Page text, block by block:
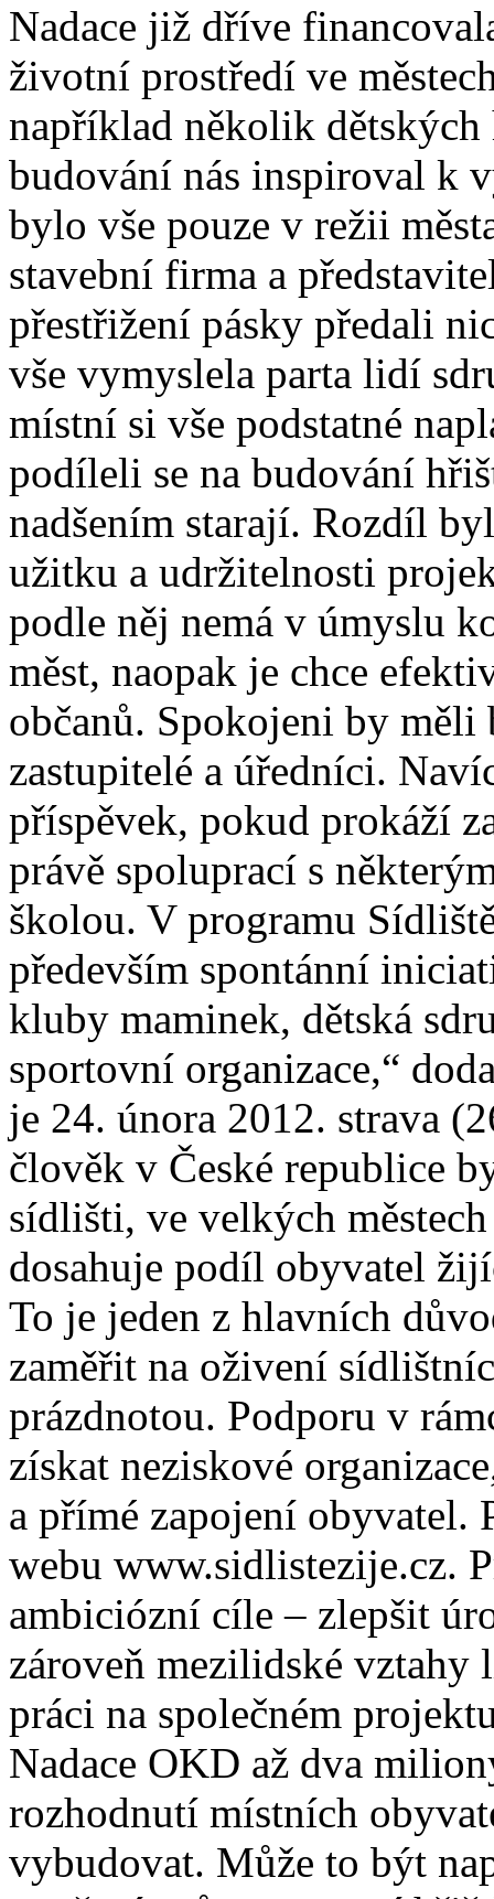
Nadace již dříve
životní prostředí ve
například několik
budování nás inspiroval k
bylo vše pouze v režii
stavební firma a
přestřižení pásky předali
vše vymyslela parta lidí
místní si vše podstatné
podíleli se na budování
nadšením starají. Rozdíl
užitku a udržitelnosti
podle něj nemá v úmyslu
měst, naopak je chce
občanů. Spokojeni by
zastupitelé a úředníci.
příspěvek, pokud prokáží
právě spoluprací s
školou. V programu
především spontánní
kluby maminek, dětská
sportovní organizace,“
je 24. února 2012. strava
člověk v České republice
sídlišti, ve velkých
dosahuje podíl obyvatel
To je jeden z hlavních
zaměřit na oživení
prázdnotou. Podporu v
získat neziskové
a přímé zapojení obyvatel.
webu www.sidlistezije.cz.
ambiciózní cíle – zlepšit
zároveň mezilidské
práci na společném
Nadace OKD až dva
rozhodnutí místních
vybudovat. Může to být